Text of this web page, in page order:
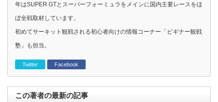
年はSUPER GTとスーパーフォーミュラをメインに国内主要レースをほ
ぼ全戦取材しています。
初めてサーキット観戦される初心者向けの情報コーナー「ビギナー観戦
塾」も担当。
Twitter Facebook
この著者の最新の記事